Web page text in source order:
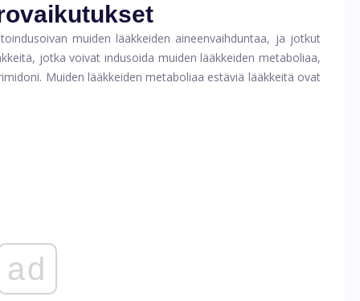
muiden lääkkeiden aineenvaihduntaa, ja jotkut
jotka voivat indusoida muiden lääkkeiden metaboliaa,
Muiden lääkkeiden metaboliaa estäviä lääkkeitä ovat
ad